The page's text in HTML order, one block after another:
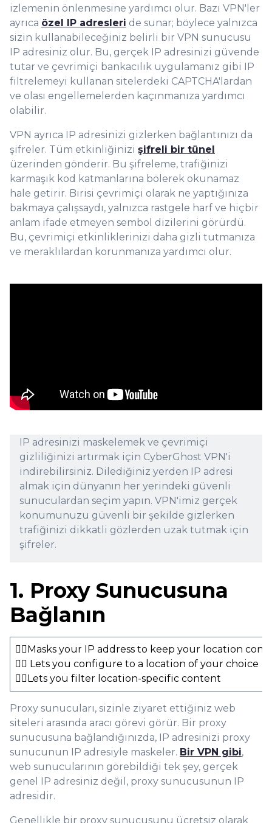
izlemenin önlenmesine yardımcı olur. Bazı VPN'ler
ayrıca özel IP adresleri de sunar; böylece yalnızca
sizin kullanabileceğiniz belirli bir VPN sunucusu
IP adresiniz olur. Bu, gerçek IP adresinizi güvende
tutar ve çevrimiçi bankacılık uygulamanız gibi IP
filtrelemeyi kullanan sitelerdeki CAPTCHA'lardan
ve olası engellemelerden kaçınmanıza yardımcı
olabilir.
VPN ayrıca IP adresinizi gizlerken bağlantınızı da
şifreler. Tüm etkinliğinizi şifreli bir tünel
üzerinden gönderir. Bu şifreleme, trafiğinizi
karmaşık kod katmanlarına bölerek okunamaz
hale getirir. Birisi çevrimiçi olarak ne yaptığınıza
bakmaya çalışsaydı, yalnızca rastgele harf ve hiçbir
anlam ifade etmeyen sembol dizilerini görürdü.
Bu, çevrimiçi etkinliklerinizi daha gizli tutmanıza
ve meraklılardan korunmanıza yardımcı olur.
IP adresinizi maskelemek ve çevrimiçi
gizliliğinizi artırmak için CyberGhost VPN'i
indirebilirsiniz. Dilediğiniz yerden IP adresi
almak için dünyanın her yerindeki güvenli
sunuculardan seçim yapın. VPN'imiz gerçek
konumunuzu güvenli bir şekilde gizlerken
trafiğinizi dikkatli gözlerden uzak tutmak için
şifreler.
1. Proxy Sunucusuna
Bağlanın
👍🏻Masks your IP address to keep your location
👍🏻 Lets you configure to a location of your choice
👍🏻Lets you filter location-specific content
Proxy sunucuları, sizinle ziyaret ettiğiniz web
siteleri arasında aracı görevi görür. Bir proxy
sunucusuna bağlandığınızda, IP adresinizi proxy
sunucunun IP adresiyle maskeler. Bir VPN gibi,
web sunucularının görebildiği tek şey, gerçek
genel IP adresiniz değil, proxy sunucusunun IP
adresidir.
Genellikle bir proxy sunucusunu ücretsiz olarak